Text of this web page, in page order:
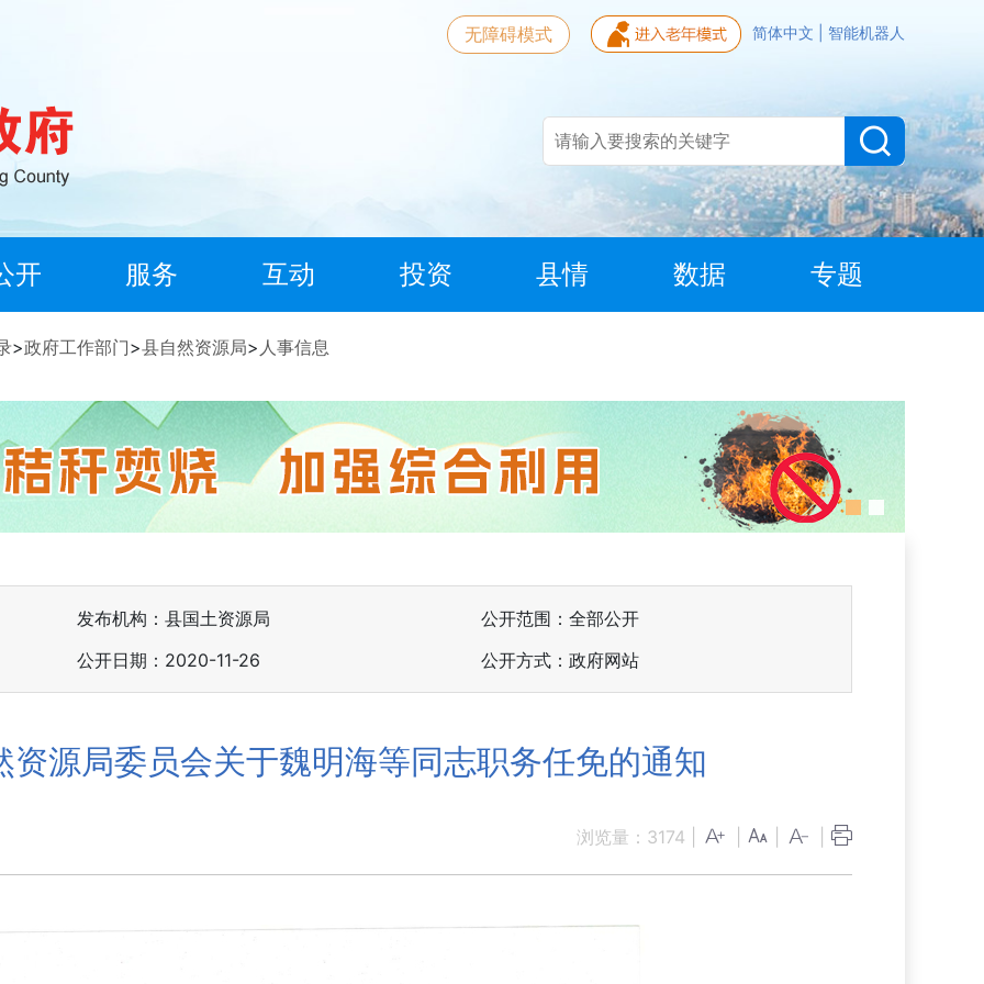
简体中文 智能机器人
无障碍模式
开 服务 互动 投资 县情 数据 专题
>政府工作部门>县自然资源局> 人事信息
发布机构：县国土资源局
公开范围：全部公开
公开日期：2020-11-26
公开方式：政府网站
资源局委员会关于魏明海等同志职务任免的通知
浏览量： 3174